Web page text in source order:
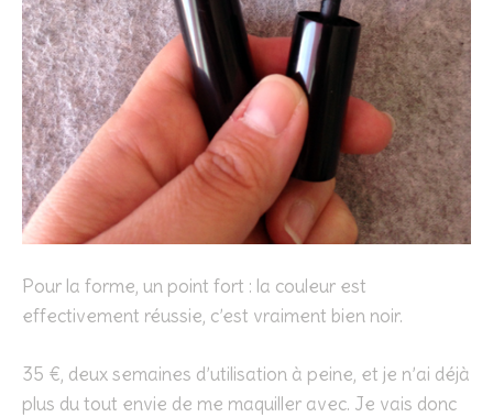
Pour la forme, un point fort : la couleur est
effectivement réussie, c’est vraiment bien noir.
35 €, deux semaines d’utilisation à peine, et je n’ai déjà
plus du tout envie de me maquiller avec. Je vais donc